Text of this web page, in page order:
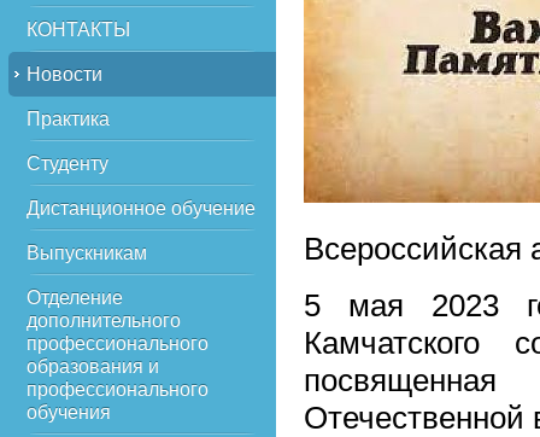
КОНТАКТЫ
Новости
Практика
Студенту
Дистанционное обучение
Выпускникам
Отделение
дополнительного
профессионального
образования и
профессионального
обучения
Всероссийская
5 мая 2023
Камчатского
Отечественной